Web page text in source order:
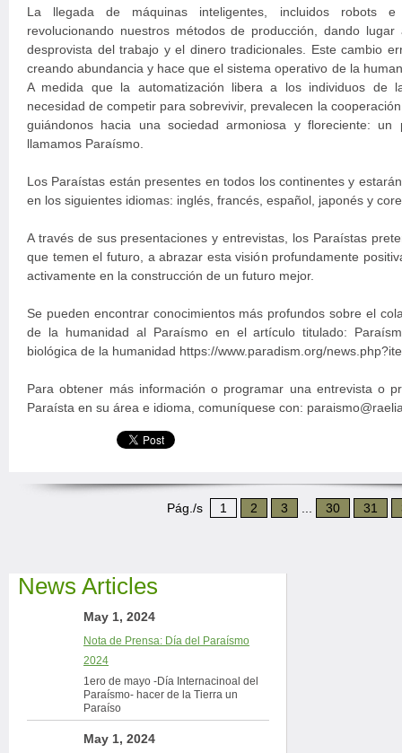
La llegada de máquinas inteligentes, incluidos robots e
revolucionando nuestros métodos de producción, dando
desprovista del trabajo y el dinero tradicionales. Este cambio
creando abundancia y hace que el sistema operativo de la
A medida que la automatización libera a los individuos de
necesidad de competir para sobrevivir, prevalecen la
guiándonos hacia una sociedad armoniosa y floreciente:
llamamos Paraísmo.
Los Paraístas están presentes en todos los continentes y
en los siguientes idiomas: inglés, francés, español, japonés y
A través de sus presentaciones y entrevistas, los Paraístas
que temen el futuro, a abrazar esta visión profundamente
activamente en la construcción de un futuro mejor.
Se pueden encontrar conocimientos más profundos sobre el
de la humanidad al Paraísmo en el artículo titulado:
biológica de la humanidad https://www.paradism.org/
Para obtener más información o programar una entrevista o
Paraísta en su área e idioma, comuníquese con:
Pág./s 1 2 3 30 31
News Articles
May 1, 2024
Nota de Prensa: Día del Paraísmo
2024
1ero de mayo -Día Internacinoal del
Paraísmo- hacer de la Tierra un
Paraíso
May 1, 2024